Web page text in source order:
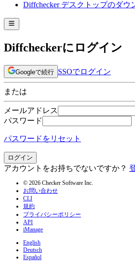
Diffchecker デスクトップのダウ
Diffcheckerにログイン
Googleで続行 SSOでログイン
または
メールアドレス
パスワード
パスワードをリセット
ログイン
アカウントをお持ちでないですか？
© 2026 Checker Software Inc.
お問い合わせ
CLI
規約
プライバシーポリシー
API
iManage
English
Deutsch
Español